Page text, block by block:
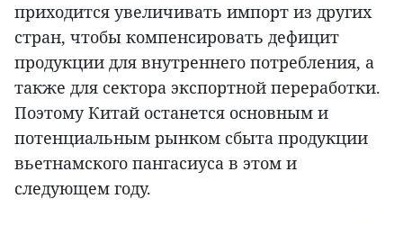
приходится увеличивать импорт из других
стран, чтобы компенсировать дефицит
продукции для внутреннего потребления, а
также для сектора экспортной переработки.
Поэтому Китай останется основным и
потенциальным рынком сбыта продукции
вьетнамского пангасиуса в этом и
следующем году.